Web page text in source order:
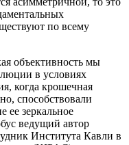
по всему
объективность мы
в условиях
когда крошечная
способствовали
зеркальное
ведущий автор
Института Кавли в